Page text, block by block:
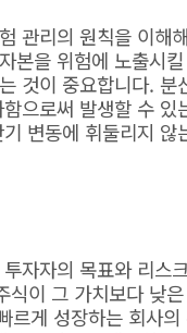
관리의 원칙을 이해
본을 위험에 노출시
것이 중요합니다.
으로써 발생할 수
변동에 휘둘리지 않
자자의 목표와 리스
이 그 가치보다 낮은
게 성장하는 회사의